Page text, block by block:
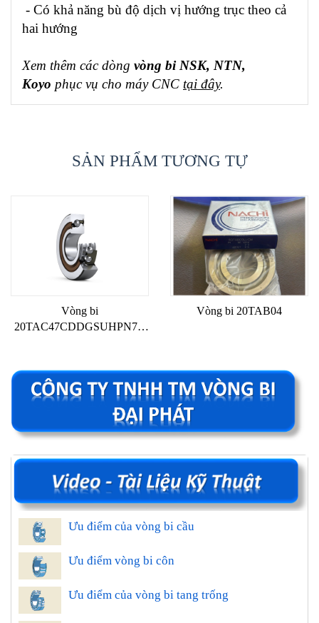
- Có khả năng bù độ dịch vị hướng trục theo cả
hai hướng
Xem thêm các dòng vòng bi NSK, NTN,
Koyo phục vụ cho máy CNC tại đây.
SẢN PHẨM TƯƠNG TỰ
Vòng bi
20TAC47CDDGSUHPN7C
Vòng bi 20TAB04
Ưu điểm của vòng bi cầu
Ưu điểm vòng bi côn
Ưu điểm của vòng bi tang trống